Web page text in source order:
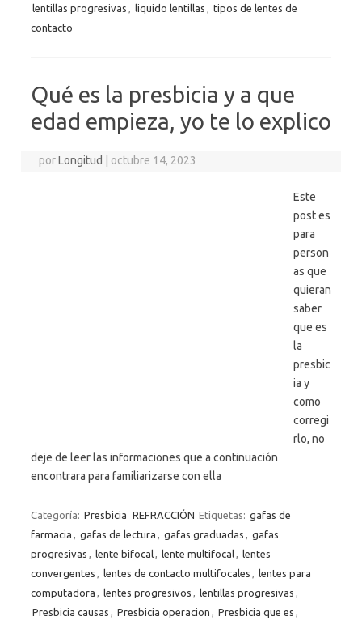
lentillas progresivas , liquido lentillas , tipos de lentes de
contacto
Qué es la presbicia y a que
edad empieza, yo te lo explico
porLongitud octubre 14, 2023
Este
post es
para
person
as que
quieran
saber
que es
la
presbic
ia y
como
corregi
rlo, no
deje de leer las informaciones que a continuación
encontrara para familiarizarse con ella
Categoría: Presbicia REFRACCIÓN Etiquetas: gafas de
farmacia , gafas de lectura , gafas graduadas , gafas
progresivas , lente bifocal, lente multifocal, lentes
convergentes , lentes de contacto multifocales , lentes para
computadora , lentes progresivos , lentillas progresivas ,
Presbicia causas , Presbicia operacion , Presbicia que es ,